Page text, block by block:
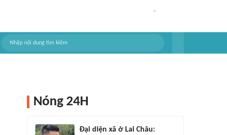
Nóng 24H
Đại diện xã ở Lai Châu: